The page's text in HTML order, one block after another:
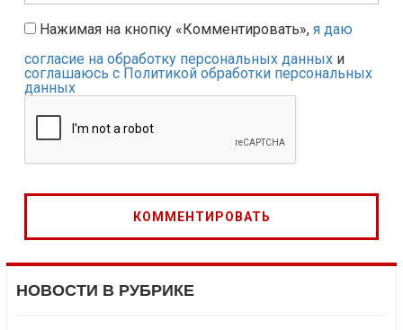
Нажимая на кнопку «Комментировать», я даю
согласие на обработку персональных данных и
соглашаюсь с Политикой обработки персональных
данных
НОВОСТИ В РУБРИКЕ